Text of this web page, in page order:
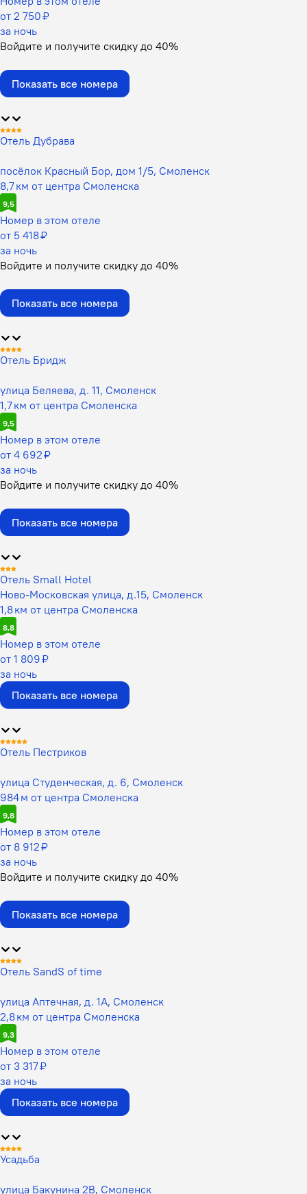
от 2 750 ₽
за ночь
Войдите и получите скидку до 40%
Показать все номера
Отель Дубрава
посёлок Красный Бор, дом 1/5, Смоленск
8,7 км от центра Смоленска
9,5
Номер в этом отеле
от 5 418 ₽
за ночь
Войдите и получите скидку до 40%
Показать все номера
Отель Бридж
улица Беляева, д. 11, Смоленск
1,7 км от центра Смоленска
9,5
Номер в этом отеле
от 4 692 ₽
за ночь
Войдите и получите скидку до 40%
Показать все номера
Отель Small Hotel
Ново-Московская улица, д.15, Смоленск
1,8 км от центра Смоленска
8,8
Номер в этом отеле
от 1 809 ₽
за ночь
Показать все номера
Отель Пестриков
улица Студенческая, д. 6, Смоленск
984 м от центра Смоленска
9,8
Номер в этом отеле
от 8 912 ₽
за ночь
Войдите и получите скидку до 40%
Показать все номера
Отель SandS of time
улица Аптечная, д. 1А, Смоленск
2,8 км от центра Смоленска
9,3
Номер в этом отеле
от 3 317 ₽
за ночь
Показать все номера
Усадьба
улица Бакунина 2В, Смоленск